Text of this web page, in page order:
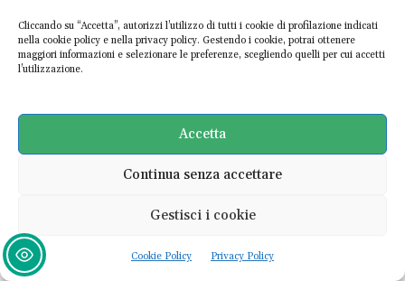
Cliccando su “Accetta”, autorizzi l’utilizzo di tutti i cookie di profilazione indicati
nella cookie policy e nella privacy policy. Gestendo i cookie, potrai ottenere
maggiori informazioni e selezionare le preferenze, scegliendo quelli per cui accetti
l’utilizzazione.
Accetta
Continua senza accettare
Gestisci i cookie
Cookie Policy Privacy Policy
Perché per l’ONU il 2027 è
l’Anno internazionale del
turismo sostenibile